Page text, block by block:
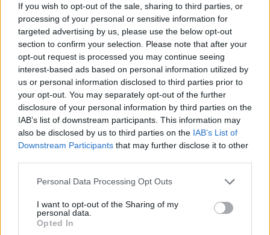
If you wish to opt-out of the sale, sharing to third parties, or
processing of your personal or sensitive information for
targeted advertising by us, please use the below opt-out
section to confirm your selection. Please note that after your
opt-out request is processed you may continue seeing
interest-based ads based on personal information utilized by
us or personal information disclosed to third parties prior to
your opt-out. You may separately opt-out of the further
disclosure of your personal information by third parties on the
IAB’s list of downstream participants. This information may
also be disclosed by us to third parties on the IAB’s List of
Downstream Participants that may further disclose it to other
Please note that this website/app uses one or more Google
not limited to your visit or usage behaviour. You may click to
grant or deny consent to Google and its third-party tags to
use your data for below specified purposes in below Google
Personal Data Processing Opt Outs
I want to opt-out of the Sharing of my
personal data.
Opted In
Metlen: Ρεκόρ EBITDA στο α' εξάμηνο, στα 550 εκατ. ευρώ –
Καθαρά κέρδη 313 εκατ. ευρώ
Χρηματοδότηση 8 εκατ.
ενημέρωσης- Ξεκίνησε το
πενταετές πρόγραμμα
ενίσχυσης του Τύπου
ευρώ σε 451 επιχειρήσεις